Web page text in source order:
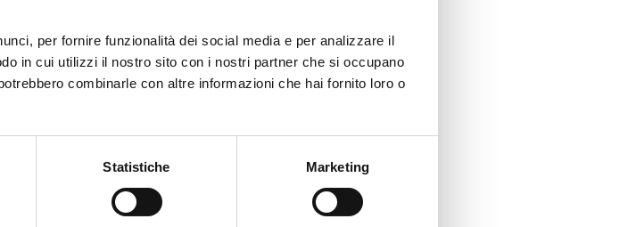
per fornire funzionalità dei social media e per analizzare il
in cui utilizzi il nostro sito con i nostri partner che si occupano
combinarle con altre informazioni che hai fornito loro o
Statistiche Marketing